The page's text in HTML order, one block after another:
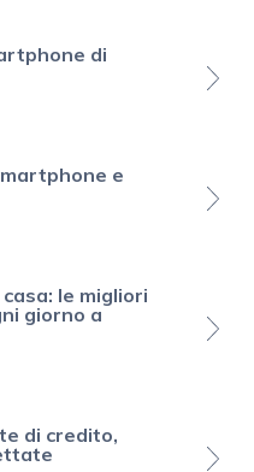
di
e
le migliori
giorno a
di credito,